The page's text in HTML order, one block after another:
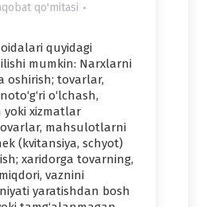
qo'mitasi
quyidagi
mumkin: Narxlarni
oshirish; tovarlar,
o‘lchash,
yoki xizmatlar
mahsulotlarni
(kvitansiya, schyot)
xaridorga tovarning,
vaznini
yaratishdan bosh